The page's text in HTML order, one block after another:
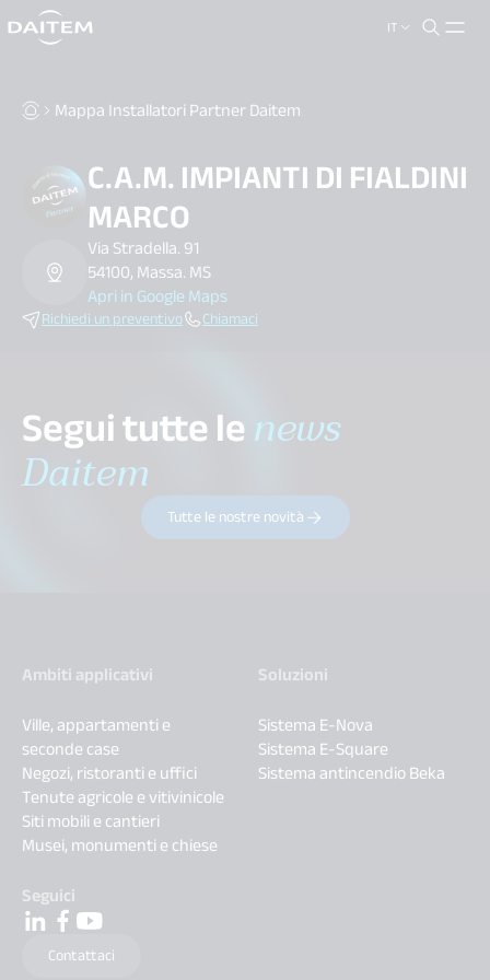
IT
search.label
Mappa Installatori Partner Daitem
C.A.M. IMPIANTI DI FIALDINI
MARCO
Via Stradella. 91
54100, Massa. MS
Apri in Google Maps
Richiedi un preventivo Chiamaci
Segui tutte lenews
Daitem
Tutte le nostre novità
Ambiti applicativi
Ville, appartamenti e
seconde case
Negozi, ristoranti e uffici
Tenute agricole e vitivinicole
Siti mobili e cantieri
Musei, monumenti e chiese
Soluzioni
Sistema E-Nova
Sistema E-Square
Sistema antincendio Beka
Seguici
Contattaci